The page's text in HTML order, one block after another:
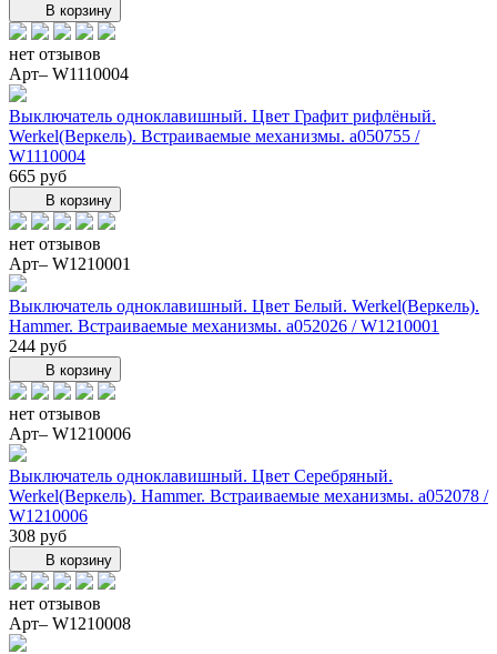
В корзину
нет отзывов
Арт– W1110004
Выключатель одноклавишный. Цвет Графит рифлёный.
Werkel(Веркель). Встраиваемые механизмы. a050755 /
W1110004
665 руб
В корзину
нет отзывов
Арт– W1210001
Выключатель одноклавишный. Цвет Белый. Werkel(Веркель).
Hammer. Встраиваемые механизмы. a052026 / W1210001
244 руб
В корзину
нет отзывов
Арт– W1210006
Выключатель одноклавишный. Цвет Серебряный.
Werkel(Веркель). Hammer. Встраиваемые механизмы. a052078 /
W1210006
308 руб
В корзину
нет отзывов
Арт– W1210008